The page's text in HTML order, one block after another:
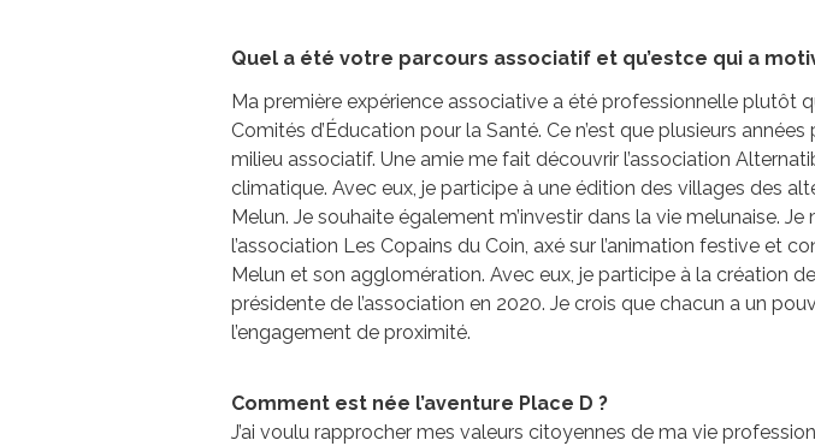
Quel a été votre parcours associatif et qu’estce qui a
Ma première expérience associative a été professionnelle plutôt
Comités d’Éducation pour la Santé. Ce n’est que plusieurs
milieu associatif. Une amie me fait découvrir l’association
climatique. Avec eux, je participe à une édition des villages des
Melun. Je souhaite également m’investir dans la vie melunaise.
l’association Les Copains du Coin, axé sur l’animation festive et
Melun et son agglomération. Avec eux, je participe à la création
présidente de l’association en 2020. Je crois que chacun a un
l’engagement de proximité.
Comment est née l’aventure Place D ?
J’ai voulu rapprocher mes valeurs citoyennes de ma vie